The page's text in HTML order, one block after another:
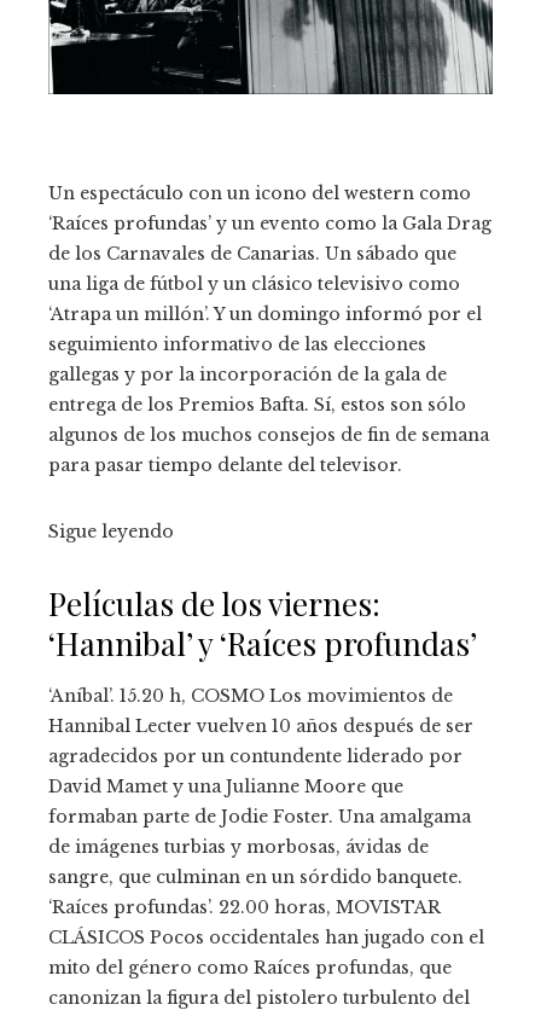
Un espectáculo con un icono del western como
‘Raíces profundas’ y un evento como la Gala Drag
de los Carnavales de Canarias. Un sábado que
una liga de fútbol y un clásico televisivo como
‘Atrapa un millón’. Y un domingo informó por el
seguimiento informativo de las elecciones
gallegas y por la incorporación de la gala de
entrega de los Premios Bafta. Sí, estos son sólo
algunos de los muchos consejos de fin de semana
para pasar tiempo delante del televisor.
Sigue leyendo
Películas de los viernes:
‘Hannibal’ y ‘Raíces profundas’
‘Aníbal’. 15.20 h, COSMO Los movimientos de
Hannibal Lecter vuelven 10 años después de ser
agradecidos por un contundente liderado por
David Mamet y una Julianne Moore que
formaban parte de Jodie Foster. Una amalgama
de imágenes turbias y morbosas, ávidas de
sangre, que culminan en un sórdido banquete.
‘Raíces profundas’. 22.00 horas, MOVISTAR
CLÁSICOS Pocos occidentales han jugado con el
mito del género como Raíces profundas, que
canonizan la figura del pistolero turbulento del